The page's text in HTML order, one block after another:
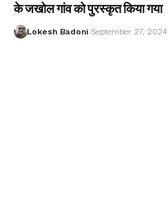
के जखोल गांव को पुरस्कृत किया गया
Lokesh Badoni September 27, 2024